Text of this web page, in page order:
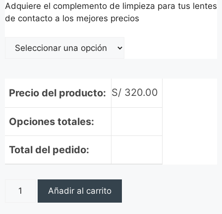
Adquiere el complemento de limpieza para tus lentes
de contacto a los mejores precios
Precio del producto: S/ 320.00
Opciones totales:
Total del pedido:
Añadir al carrito